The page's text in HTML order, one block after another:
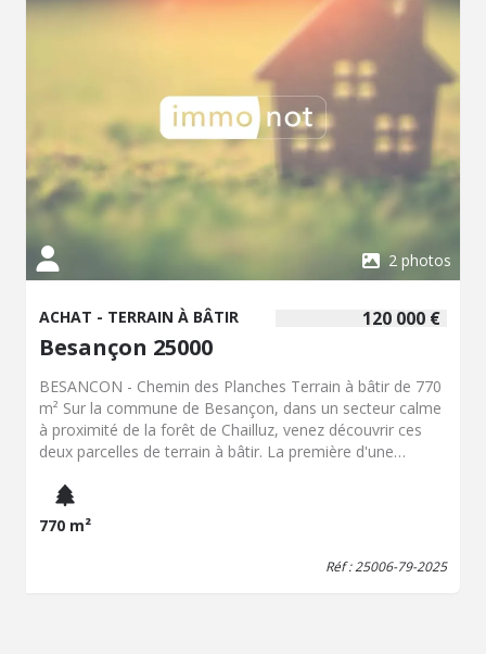
2 photos
120 000 €
ACHAT - TERRAIN À BÂTIR
Besançon 25000
BESANCON - Chemin des Planches Terrain à bâtir de 770
m² Sur la commune de Besançon, dans un secteur calme
à proximité de la forêt de Chailluz, venez découvrir ces
deux parcelles de terrain à bâtir. La première d'une
m². Les deux terrains sont plats et situés au fond d'une
impasse. Idéal pour la construction de votre future
maison individuelle. Plus de renseignements sur demande.
770 m²
Réf : 25006-79-2025